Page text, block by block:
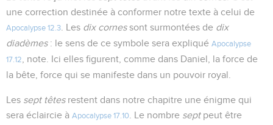
une correction destinée à conformer notre texte à celui de
Apocalypse 12.3 . Les dix cornessont surmontées de dix
diadèmes: le sens de ce symbole sera expliqué Apocalypse
17.12
, note. Ici elles figurent, comme dans Daniel, la force de
la bête, force qui se manifeste dans un pouvoir royal.
Les sept têtesrestent dans notre chapitre une énigme qui
sera éclaircie à Apocalypse 17.10 . Le nombre septpeut être